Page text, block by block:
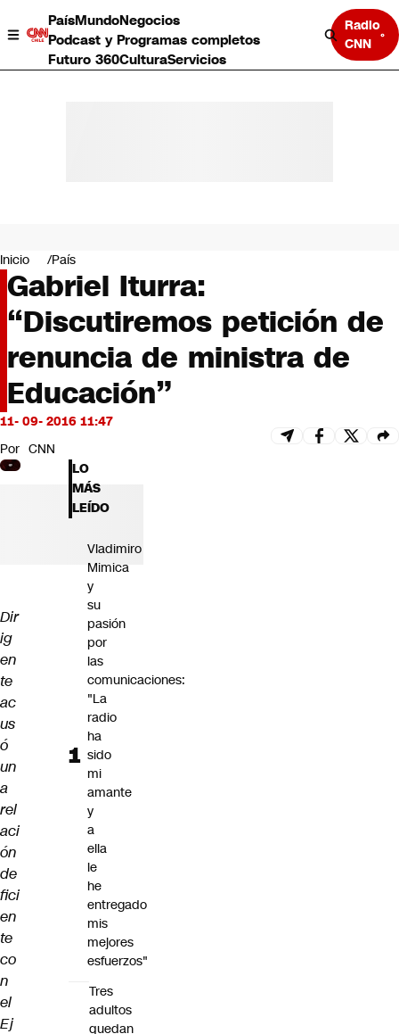
PaísMundoNegocios
Podcast y Programas completos
Futuro 360CulturaServicios
Radio
CNN
Negocios
Deportes
Programas completos
Cultura
Servicios
Bits
CNN tiempo
Futuro 360
Inicio País
Gabriel Iturra:
“Discutiremos petición de
renuncia de ministra de
Educación”
11- 09- 2016 11:47
Por CNN
Dir
ig
en
te
ac
us
ó
un
a
rel
aci
ón
de
fici
en
te
co
n
el
Ej
LO
MÁS
LEÍDO
Vladimiro
Mimica
y
su
pasión
por
las
comunicaciones:
"La
radio
ha
sido
mi
amante
y
a
ella
le
he
entregado
mis
mejores
esfuerzos"
Tres
adultos
quedan